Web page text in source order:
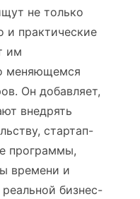
не только
и практические
им
меняющемся
Он добавляет,
внедрять
стартап-
программы,
времени и
бизнес-